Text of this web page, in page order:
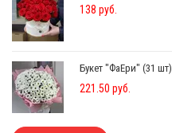
138 руб.
Букет "ФаЕри" (31 шт)
221.50 руб.